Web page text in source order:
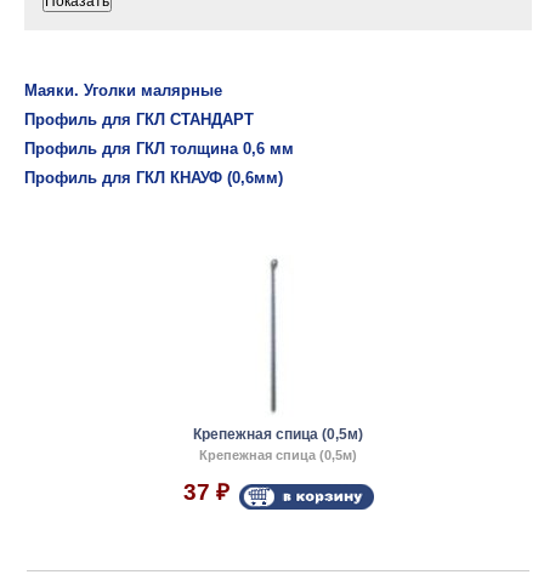
Маяки. Уголки малярные
Профиль для ГКЛ СТАНДАРТ
Профиль для ГКЛ толщина 0,6 мм
Профиль для ГКЛ КНАУФ (0,6мм)
Крепежная спица (0,5м)
Крепежная спица (0,5м)
37 ₽